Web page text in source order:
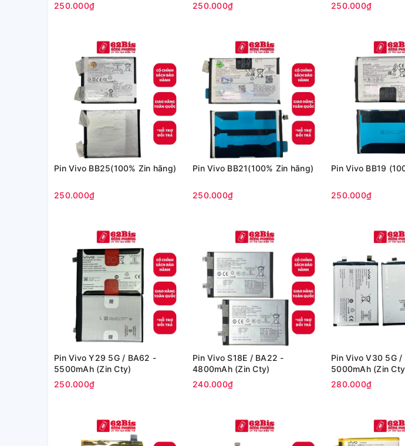
250.000₫
250.000₫
250.000₫
Pin Vivo BB25(100% Zin hãng)
250.000₫
Pin Vivo BB21(100% Zin hãng)
250.000₫
Pin Vivo BB19
250.000₫
Pin Vivo Y29 5G / BA62 -
5500mAh (Zin Cty)
250.000₫
Pin Vivo S18E / BA22 -
4800mAh (Zin Cty)
240.000₫
Pin Vivo V30 5G /
5000mAh (Zin
280.000₫